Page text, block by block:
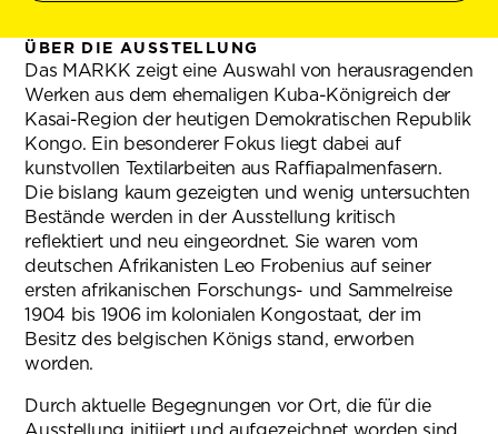
ÜBER DIE AUSSTELLUNG
Das MARKK zeigt eine Auswahl von herausragenden
Werken aus dem ehemaligen Kuba-Königreich der
Kasai-Region der heutigen Demokratischen Republik
Kongo. Ein besonderer Fokus liegt dabei auf
kunstvollen Textilarbeiten aus Raffiapalmenfasern.
Die bislang kaum gezeigten und wenig untersuchten
Bestände werden in der Ausstellung kritisch
reflektiert und neu eingeordnet. Sie waren vom
deutschen Afrikanisten Leo Frobenius auf seiner
ersten afrikanischen Forschungs- und Sammelreise
1904 bis 1906 im kolonialen Kongostaat, der im
Besitz des belgischen Königs stand, erworben
worden.
Durch aktuelle Begegnungen vor Ort, die für die
Ausstellung initiiert und aufgezeichnet worden sind,